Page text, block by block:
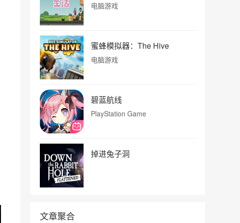
电脑游戏
蜜蜂模拟器：The Hive
电脑游戏
碧蓝航线
PlayStation Game
掉进兔子洞
文章聚合